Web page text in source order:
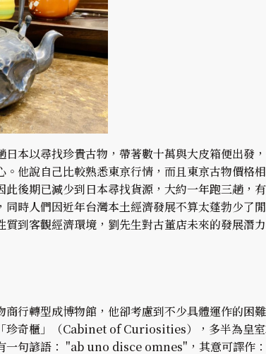
本以尋找珍貴古物，帶著數十萬與大皮箱便出發
他說自己比較熟悉東京行情，而且東京古物價格
後期已減少到日本尋找貨源，大約一年跑三趟，
時人們因近年台灣本土經濟發展不算太蓬勃少了
到客觀經濟環境，劉先生對古董店未來的發展潛
商行轉型成博物館，他卻考慮到不少具體運作的困
珍奇櫃」（Cabinet of Curiosities），多半為皇
一句諺語： "ab uno disce omnes"，其意可譯作